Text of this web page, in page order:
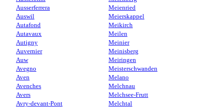
Ausserferrera
Auswil
Autafond
Autavaux
Autigny
Auvernier
Auw
Avegno
Aven
Avenches
Avers
Avry-devant-Pont
Meienried
Meierskappel
Meikirch
Meilen
Meinier
Meinisberg
Meiringen
Meisterschwanden
Melano
Melchnau
Melchsee-Frutt
Melchtal